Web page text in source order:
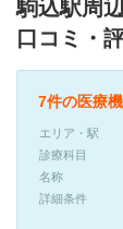
駒込駅周
口コミ・
7件の医療
エリア・駅
診療科目
名称
詳細条件